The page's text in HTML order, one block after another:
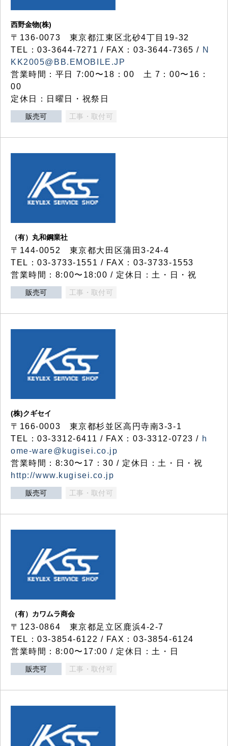
西野金物(株)
〒136-0073 東京都江東区北砂4丁目19-32
TEL：03‐3644‐7271 / FAX：03-3644-7365 / N
KK2005@BB.EMOBILE.JP
営業時間：平日 7:00〜18：00 土 7：00〜16：
00
定休日：日曜日・祝祭日
販売可 工事・取付可
（有）丸和鋼業社
〒144-0052 東京都大田区蒲田3-24-4
TEL：03-3733-1551 / FAX：03-3733-1553
営業時間：8:00〜18:00 / 定休日：土・日・祝
販売可 工事・取付可
(株)クギセイ
〒166-0003 東京都杉並区高円寺南3-3-1
TEL：03-3312-6411 / FAX：03-3312-0723 / h
ome-ware@kugisei.co.jp
営業時間：8:30〜17：30 / 定休日：土・日・祝
http://www.kugisei.co.jp
販売可 工事・取付可
（有）カワムラ商会
〒123-0864 東京都足立区鹿浜4-2-7
TEL：03-3854-6122 / FAX：03-3854-6124
営業時間：8:00〜17:00 / 定休日：土・日
販売可 工事・取付可